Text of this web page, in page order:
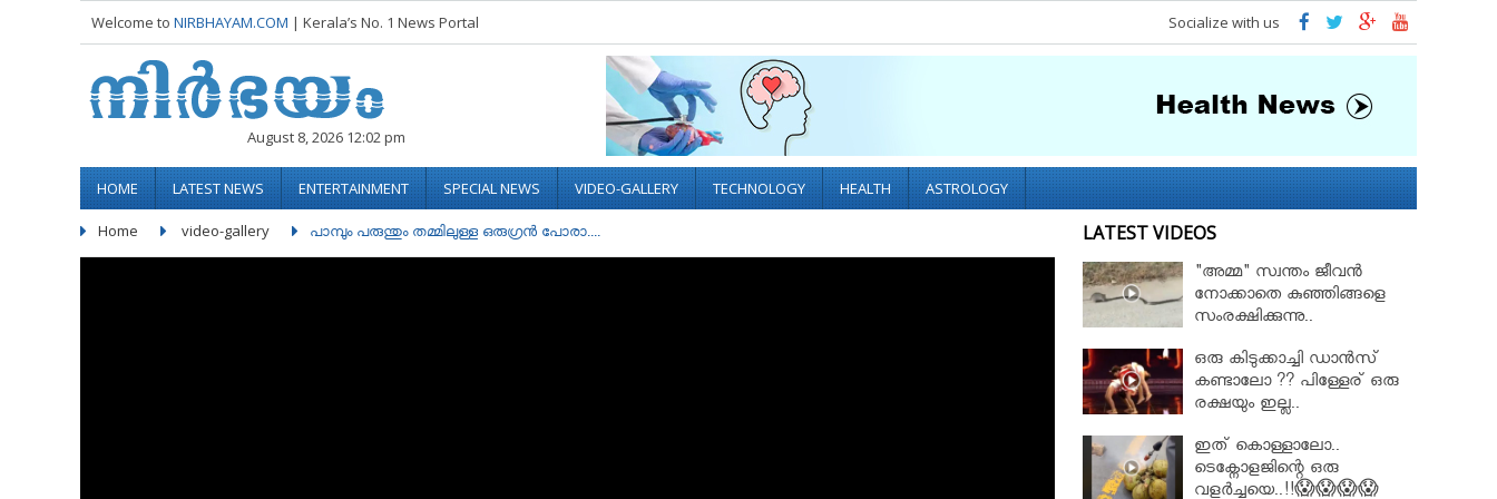
Welcome to NIRBHAYAM.COM | Kerala’s No. 1 News Portal Socialize with us
August 8, 2026 12:02 pm
HOME LATEST NEWS ENTERTAINMENT SPECIAL NEWS VIDEO-GALLERY TECHNOLOGY HEALTH ASTROLOGY
Home video-gallery പാമ്പും പരുന്തും തമ്മിലുള്ള ഒരുഗ്രൻ പോരാ.... LATEST VIDEOS
"അമ്മ" സ്വന്തം ജീവൻ
നോക്കാതെ കുഞ്ഞിങ്ങളെ
സംരക്ഷിക്കുന്നു..
ഒരു കിടുക്കാച്ചി ഡാൻസ്
കണ്ടാലോ ?? പിള്ളേര് ഒരു
രക്ഷയും ഇല്ല..
ഇത് കൊള്ളാലോ..
ടെക്നോളജിന്റെ ഒരു
വളർച്ചയെ..!!😱😱😱😱